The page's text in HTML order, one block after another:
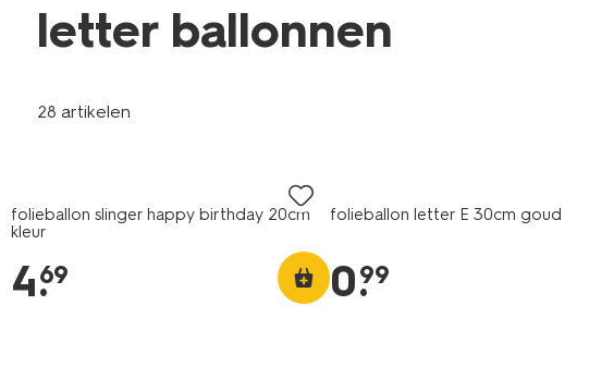
letter ballonnen
28 artikelen
folieballon slinger happy birthday 20cm
kleur
4.
69
folieballon letter E 30cm goud
0.
99